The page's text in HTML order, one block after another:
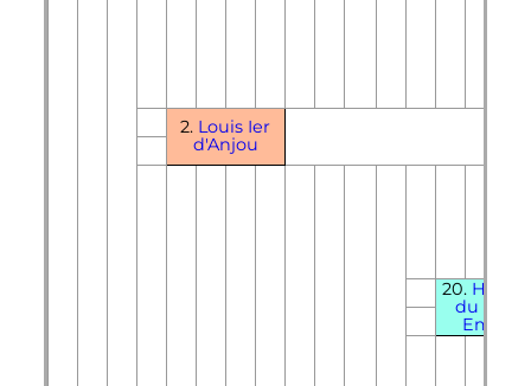
2. Louis Ier
d'Anjou
20. Henri
du
Empire